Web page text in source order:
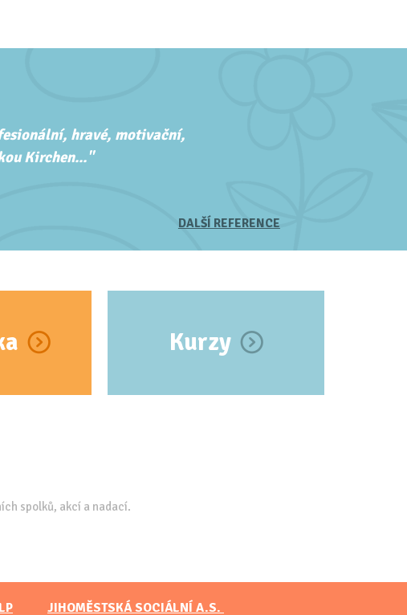
hravé, motivační,
Kirchen..."
DALŠÍ REFERENCE
Kurzy
spolků, akcí a nadací.
JIHOMĚSTSKÁ SOCIÁLNÍ A.S.